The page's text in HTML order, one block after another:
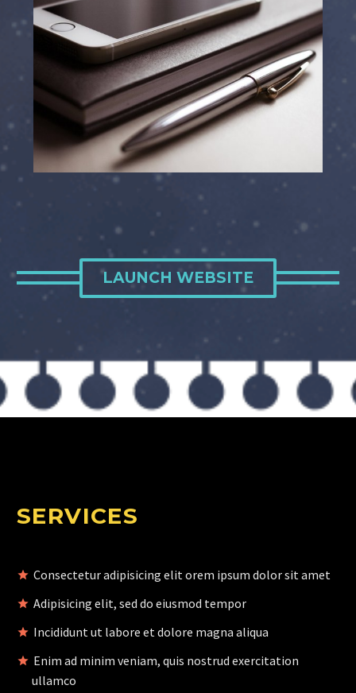
LAUNCH WEBSITE
SERVICES
Consectetur adipisicing elit orem ipsum dolor sit amet
Adipisicing elit, sed do eiusmod tempor
Incididunt ut labore et dolore magna aliqua
Enim ad minim veniam, quis nostrud exercitation
ullamco